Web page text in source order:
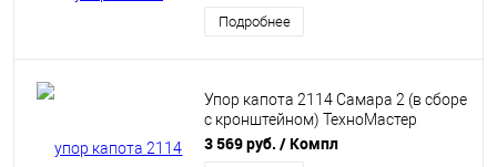
Подробнее
Упор капота 2114 Самара 2 (в сборе
с кронштейном) ТехноМастер
8231.0200.04
3 569 руб. / Компл